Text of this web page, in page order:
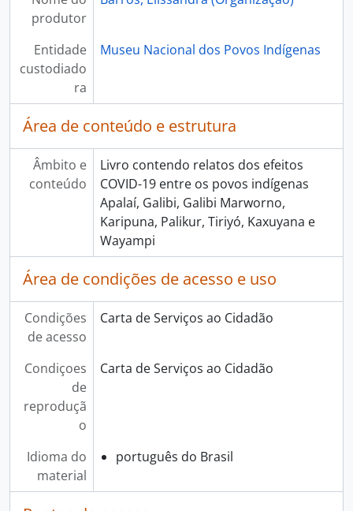
produtor
Entidade
custodiado
ra
Museu Nacional dos Povos Indígenas
Área de conteúdo e estrutura
Âmbito e
conteúdo
Livro contendo relatos dos efeitos
COVID-19 entre os povos indígenas
Apalaí, Galibi, Galibi Marworno,
Karipuna, Palikur, Tiriyó, Kaxuyana e
Wayampi
Área de condições de acesso e uso
Condições
de acesso
Carta de Serviços ao Cidadão
Condiçoes
de
reproduçã
o
Carta de Serviços ao Cidadão
Idioma do
material
português do Brasil